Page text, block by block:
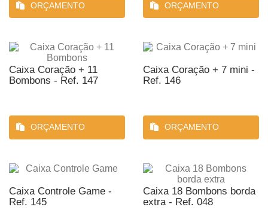
ORÇAMENTO ORÇAMENTO
Caixa Coração + 11
Bombons - Ref. 147
ORÇAMENTO
Caixa Coração + 7 mini -
Ref. 146
ORÇAMENTO
Caixa Controle Game -
Ref. 145
Caixa 18 Bombons borda
extra - Ref. 048